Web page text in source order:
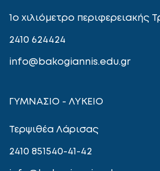
1ο χιλιόμετρο περιφερειακής
2410 624424
info@bakogiannis.edu.gr
ΓΥΜΝΑΣΙΟ - ΛΥΚΕΙΟ
Τερψιθέα Λάρισας
2410 851540-41-42